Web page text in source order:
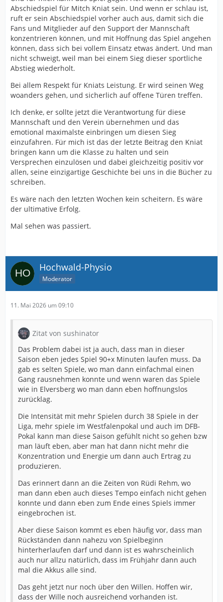
Abschiedspiel für Mitch Kniat sein. Und wenn er schlau ist,
ruft er sein Abschiedspiel vorher auch aus, damit sich die
Fans und Mitglieder auf den Support der Mannschaft
konzentrieren können, und mit Hoffnung das Spiel angehen
können, dass sich bei vollem Einsatz etwas ändert. Und man
nicht schweigt, weil man bei einem Sieg dieser sportliche
Abstieg wiederholt.
Bei allem Respekt für Kniats Leistung. Er wird seinen Weg
woanders gehen, und sicherlich auf offene Türen treffen.
Ich denke, er sollte jetzt die Verantwortung für diese
Mannschaft und den Verein übernehmen und das
emotional maximalste einbringen um diesen Sieg
einzufahren. Für mich ist das der letzte Beitrag den Kniat
bringen kann um die Klasse zu halten und sein
Versprechen einzulösen und dabei gleichzeitig positiv vor
allen, seine einzigartige Geschichte bei uns in die Bücher zu
schreiben.
Es wäre nach den letzten Wochen kein scheitern. Es wäre
der ultimative Erfolg.
Mal sehen was passiert.
Hochwald-Physio
Moderator
11. Mai 2026 um 09:10
Zitat von sushinator
Das Problem dabei ist ja auch, dass man in dieser
Saison eben jedes Spiel 90+x Minuten laufen muss. Da
gab es selten Spiele, wo man dann einfachmal einen
Gang rausnehmen konnte und wenn waren das Spiele
wie in Elversberg wo man dann eben hoffnungslos
zurücklag.
Die Intensität mit mehr Spielen durch 38 Spiele in der
Liga, mehr spiele im Westfalenpokal und auch im DFB-
Pokal kann man diese Saison gefühlt nicht so gehen bzw
man läuft eben, aber man hat dann nicht mehr die
Konzentration und Energie um dann auch Ertrag zu
produzieren.
Das erinnert dann an die Zeiten von Rüdi Rehm, wo
man dann eben auch dieses Tempo einfach nicht gehen
konnte und dann eben zum Ende eines Spiels immer
eingebrochen ist.
Aber diese Saison kommt es eben häufig vor, dass man
Rückständen dann nahezu von Spielbeginn
hinterherlaufen darf und dann ist es wahrscheinlich
auch nur allzu natürlich, dass im Frühjahr dann auch
mal die Akkus alle sind.
Das geht jetzt nur noch über den Willen. Hoffen wir,
dass der Wille noch ausreichend vorhanden ist.